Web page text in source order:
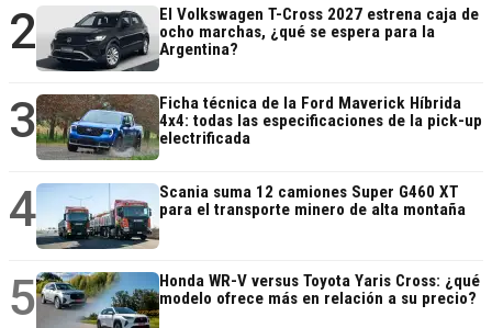
2
El Volkswagen T-Cross 2027 estrena caja de
ocho marchas, ¿qué se espera para la
Argentina?
3
Ficha técnica de la Ford Maverick Híbrida
4x4: todas las especificaciones de la pick-up
electrificada
4
Scania suma 12 camiones Super G460 XT
para el transporte minero de alta montaña
5
Honda WR-V versus Toyota Yaris Cross: ¿qué
modelo ofrece más en relación a su precio?